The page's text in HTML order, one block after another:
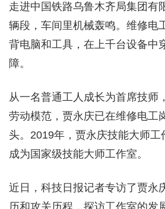
走进中国铁路乌鲁木齐局集团有
辆段，车间里机械轰鸣。维修电
背电脑和工具，在上千台设备中
障。
从一名普通工人成长为首席技师
劳动模范，贾永庆已在维修电工
头。2019年，贾永庆技能大师工
成为国家级技能大师工作室。
近日，科技日报记者专访了贾永
历和攻关历程，探访工作室的发